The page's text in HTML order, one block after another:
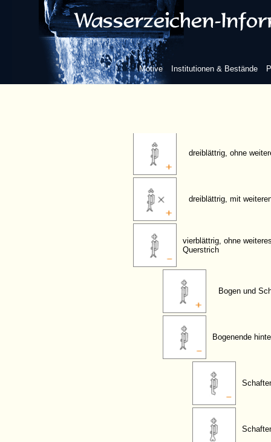
Motive Institutionen & Bestände
frei, gotische Form, mit Beizeichen
Blume/Blatt
dreiblättrig, ohne
dreiblättrig, mit
vierblättrig, ohne
Querstrich
Bogen und
Bogenende